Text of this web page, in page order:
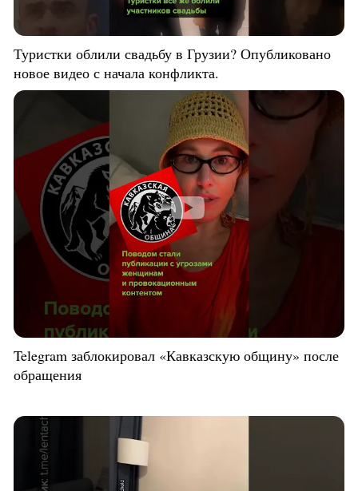
Туристки облили свадьбу в Грузии? Опубликовано
новое видео с начала конфликта.
Telegram заблокировал «Кавказскую общину» после
обращения